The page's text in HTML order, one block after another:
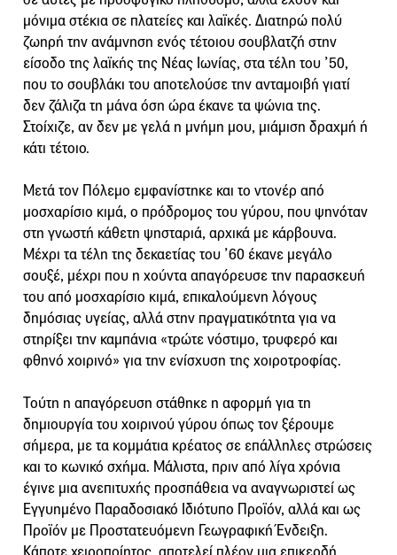
μόνιμα στέκια σε πλατείες και λαϊκές. Διατηρώ πολύ
ζωηρή την ανάμνηση ενός τέτοιου σουβλατζή στην
είσοδο της λαϊκής της Νέας Ιωνίας, στα τέλη του ’50,
που το σουβλάκι του αποτελούσε την ανταμοιβή γιατί
δεν ζάλιζα τη μάνα όση ώρα έκανε τα ψώνια της.
Στοίχιζε, αν δεν με γελά η μνήμη μου, μιάμιση δραχμή ή
κάτι τέτοιο.
Μετά τον Πόλεμο εμφανίστηκε και το ντονέρ από
μοσχαρίσιο κιμά, ο πρόδρομος του γύρου, που ψηνόταν
στη γνωστή κάθετη ψησταριά, αρχικά με κάρβουνα.
Μέχρι τα τέλη της δεκαετίας του ’60 έκανε μεγάλο
σουξέ, μέχρι που η χούντα απαγόρευσε την παρασκευή
του από μοσχαρίσιο κιμά, επικαλούμενη λόγους
δημόσιας υγείας, αλλά στην πραγματικότητα για να
στηρίξει την καμπάνια «τρώτε νόστιμο, τρυφερό και
φθηνό χοιρινό» για την ενίσχυση της χοιροτροφίας.
Τούτη η απαγόρευση στάθηκε η αφορμή για τη
δημιουργία του χοιρινού γύρου όπως τον ξέρουμε
σήμερα, με τα κομμάτια κρέατος σε επάλληλες στρώσεις
και το κωνικό σχήμα. Μάλιστα, πριν από λίγα χρόνια
έγινε μια ανεπιτυχής προσπάθεια να αναγνωριστεί ως
Εγγυημένο Παραδοσιακό Ιδιότυπο Προϊόν, αλλά και ως
Προϊόν με Προστατευόμενη Γεωγραφική Ένδειξη.